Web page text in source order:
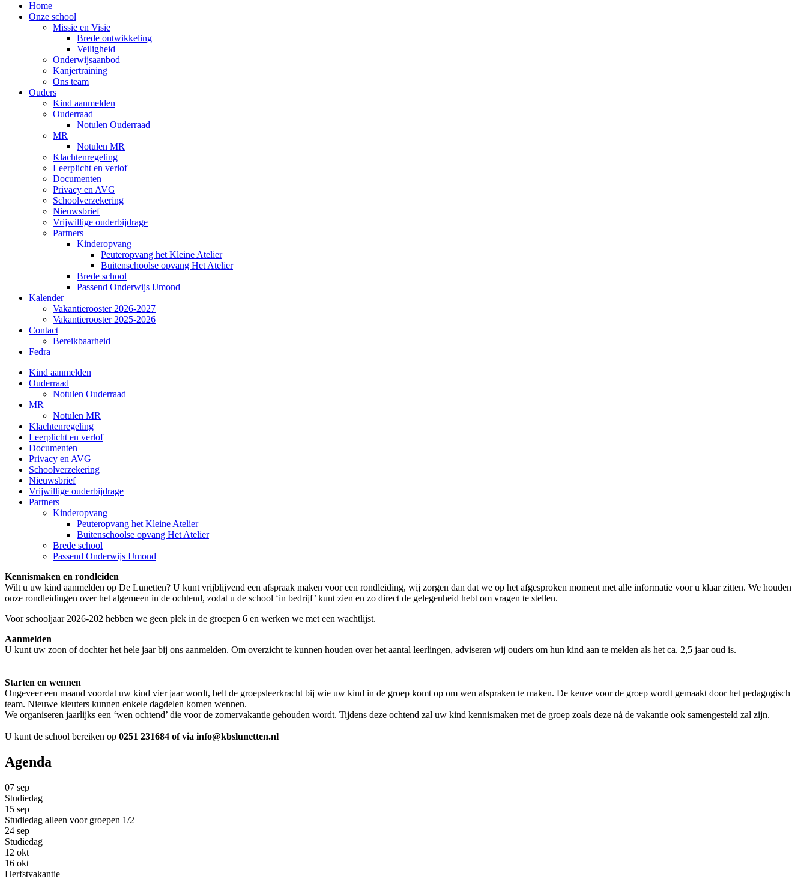
Home
Onze school
Missie en Visie
Brede ontwikkeling
Veiligheid
Onderwijsaanbod
Kanjertraining
Ons team
Ouders
Kind aanmelden
Ouderraad
Notulen Ouderraad
MR
Notulen MR
Klachtenregeling
Leerplicht en verlof
Documenten
Privacy en AVG
Schoolverzekering
Nieuwsbrief
Vrijwillige ouderbijdrage
Partners
Kinderopvang
Peuteropvang het Kleine Atelier
Buitenschoolse opvang Het Atelier
Brede school
Passend Onderwijs IJmond
Kalender
Vakantierooster 2026-2027
Vakantierooster 2025-2026
Contact
Bereikbaarheid
Fedra
Kind aanmelden
Ouderraad
Notulen Ouderraad
MR
Notulen MR
Klachtenregeling
Leerplicht en verlof
Documenten
Privacy en AVG
Schoolverzekering
Nieuwsbrief
Vrijwillige ouderbijdrage
Partners
Kinderopvang
Peuteropvang het Kleine Atelier
Buitenschoolse opvang Het Atelier
Brede school
Passend Onderwijs IJmond
Kennismaken en rondleiden
Wilt u uw kind aanmelden op De Lunetten? U kunt vrijblijvend een afspraak maken voor een rondleiding, wij zorgen dan dat we op het afgesproken moment met alle informatie voor u klaar zitten. We houden
onze rondleidingen over het algemeen in de ochtend, zodat u de school ‘in bedrijf’ kunt zien en zo direct de gelegenheid hebt om vragen te stellen.
Voor schooljaar 2026-202 hebben we geen plek in de groepen 6 en werken we met een wachtlijst.
Aanmelden
U kunt uw zoon of dochter het hele jaar bij ons aanmelden. Om overzicht te kunnen houden over het aantal leerlingen, adviseren wij ouders om hun kind aan te melden als het ca. 2,5 jaar oud is.
Starten en wennen
Ongeveer een maand voordat uw kind vier jaar wordt, belt de groepsleerkracht bij wie uw kind in de groep komt op om wen afspraken te maken. De keuze voor de groep wordt gemaakt door het pedagogisch
team. Nieuwe kleuters kunnen enkele dagdelen komen wennen.
We organiseren jaarlijks een ‘wen ochtend’ die voor de zomervakantie gehouden wordt. Tijdens deze ochtend zal uw kind kennismaken met de groep zoals deze ná de vakantie ook samengesteld zal zijn.
U kunt de school bereiken op 0251 231684 of via info@kbslunetten.nl
Agenda
07 sep
Studiedag
15 sep
Studiedag alleen voor groepen 1/2
24 sep
Studiedag
12 okt
16 okt
Herfstvakantie